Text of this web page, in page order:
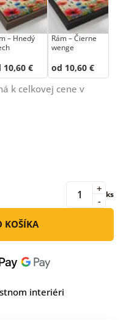
– Hnedý
10,60 €
Rám – Čierne
wenge
od 10,60 €
k celkovej cene v
-
+ ks
KOŠÍKA
interiéri